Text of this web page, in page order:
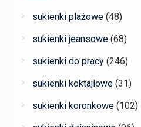
sukienki plażowe (48)
sukienki jeansowe (68)
sukienki do pracy (246)
sukienki koktajlowe (31)
sukienki koronkowe (102)